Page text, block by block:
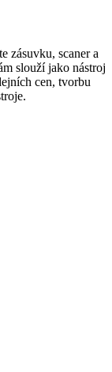
zásuvku, scaner a
slouží jako nástroj
cen, tvorbu